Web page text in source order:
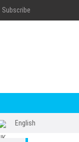
Subscribe
English